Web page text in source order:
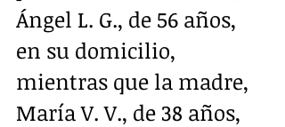
Ángel L. G., de 56 años,
en su domicilio,
mientras que la madre,
María V. V., de 38 años,